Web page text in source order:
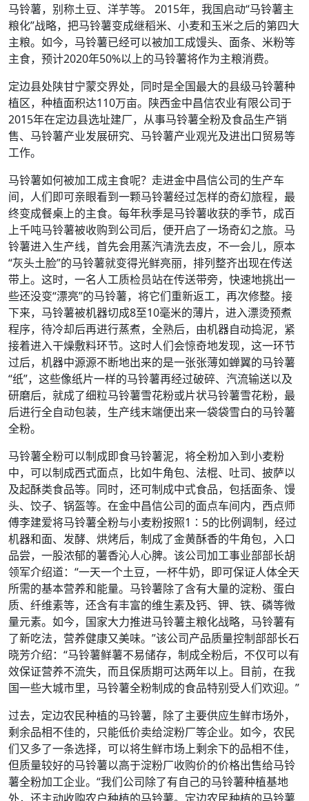
马铃薯，别称土豆、洋芋等。 2015年，我国启动“马铃薯主
粮化”战略，把马铃薯变成继稻米、小麦和玉米之后的第四大
主粮。如今，马铃薯已经可以被加工成馒头、面条、米粉等
主食，预计2020年50%以上的马铃薯将作为主粮消费。
定边县处陕甘宁蒙交界处，同时是全国最大的县级马铃薯种
植区，种植面积达110万亩。陕西金中昌信农业有限公司于
2015年在定边县选址建厂，从事马铃薯全粉及食品生产销
售、马铃薯产业发展研究、马铃薯产业观光及进出口贸易等
工作。
马铃薯如何被加工成主食呢？走进金中昌信公司的生产车
间，人们即可亲眼看到一颗马铃薯经过怎样的奇幻旅程，最
终变成餐桌上的主食。每年秋季是马铃薯收获的季节，成百
上千吨马铃薯被收购到公司后，便开启了一场奇幻之旅。马
铃薯进入生产线，首先会用蒸汽清洗去皮，不一会儿，原本
“灰头土脸”的马铃薯就变得光鲜亮丽，排列整齐出现在传送
带上。这时，一名人工质检员站在传送带旁，快速地挑出一
些还没变“漂亮”的马铃薯，将它们重新返工，再次修整。接
下来，马铃薯被机器切成8至10毫米的薄片，进入漂烫预煮
程序，待冷却后再进行蒸煮，全熟后，由机器自动捣泥，紧
接着进入干燥敷料环节。这时人们会惊奇地发现，这一环节
过后，机器中源源不断地出来的是一张张薄如蝉翼的马铃薯
“纸”，这些像纸片一样的马铃薯再经过破碎、汽流输送以及
研磨后，就成了细粒马铃薯雪花粉或片状马铃薯雪花粉，最
后进行全自动包装，生产线末端便出来一袋袋雪白的马铃薯
全粉。
马铃薯全粉可以制成即食马铃薯泥，将全粉加入到小麦粉
中，可以制成西式面点，比如牛角包、法棍、吐司、披萨以
及起酥类食品等。同时，还可制成中式食品，包括面条、馒
头、饺子、锅盔等。在金中昌信公司的面点车间内，西点师
傅李建爱将马铃薯全粉与小麦粉按照1∶5的比例调制，经过
机器和面、发酵、烘烤后，制成了金黄酥香的牛角包，入口
品尝，一股浓郁的薯香沁人心脾。该公司加工事业部部长胡
领军介绍道：“一天一个土豆，一杯牛奶，即可保证人体全天
所需的基本营养和能量。马铃薯除了含有大量的淀粉、蛋白
质、纤维素等，还含有丰富的维生素及钙、钾、铁、磷等微
量元素。如今，国家大力推进马铃薯主粮化战略，马铃薯有
了新吃法，营养健康又美味。”该公司产品质量控制部部长石
晓芳介绍：“马铃薯鲜薯不易储存，制成全粉后，不仅可以有
效保证营养不流失，而且保质期可达两年以上。目前，在我
国一些大城市里，马铃薯全粉制成的食品特别受人们欢迎。”
过去，定边农民种植的马铃薯，除了主要供应生鲜市场外，
剩余品相不佳的，只能低价卖给淀粉厂等企业。如今，农民
们又多了一条选择，可以将生鲜市场上剩余下的品相不佳，
但质量较好的马铃薯以高于淀粉厂收购价的价格出售给马铃
薯全粉加工企业。“我们公司除了有自己的马铃薯种植基地